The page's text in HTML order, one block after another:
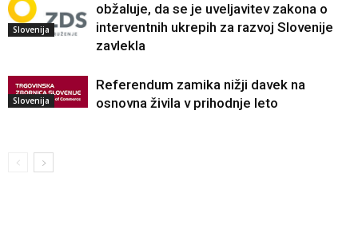
Slovenija
obžaluje, da se je uveljavitev zakona o
interventnih ukrepih za razvoj Slovenije
zavlekla
Slovenija
Referendum zamika nižji davek na
osnovna živila v prihodnje leto